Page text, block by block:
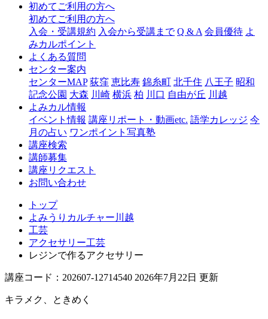
ャ
越
初めてご利用の方へ
初めてご利用の方へ
入会・受講規約 入会から受講まで Q & A 会員優待 よ
みカルポイント
よくある質問
センター案内
センターMAP 荻窪 恵比寿 錦糸町 北千住 八王子 昭和
記念公園 大森 川崎 横浜 柏 川口 自由が丘 川越
よみカル情報
イベント情報 講座リポート・動画etc. 語学カレッジ 今
月の占い ワンポイント写真塾
講座検索
講師募集
講座リクエスト
お問い合わせ
トップ
よみうりカルチャー川越
工芸
アクセサリー工芸
レジンで作るアクセサリー
講座コード：202607-12714540 2026年7月22日 更新
キラメク、ときめく